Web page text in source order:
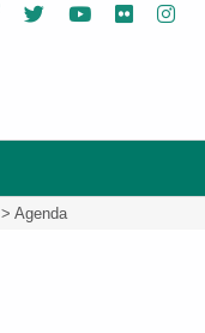
Facebook
Twitter YouTube
Flickr
> Agenda